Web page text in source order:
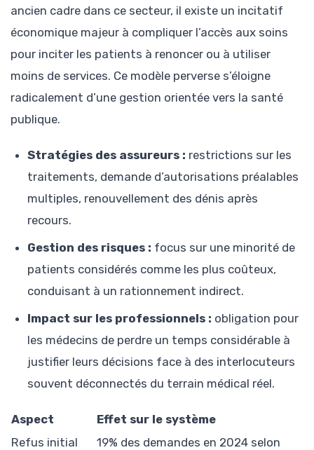
ancien cadre dans ce secteur, il existe un incitatif
économique majeur à compliquer l’accès aux soins
pour inciter les patients à renoncer ou à utiliser
moins de services. Ce modèle perverse s’éloigne
radicalement d’une gestion orientée vers la santé
publique.
Stratégies des assureurs : restrictions sur les
traitements, demande d’autorisations préalables
multiples, renouvellement des dénis après
recours.
Gestion des risques : focus sur une minorité de
patients considérés comme les plus coûteux,
conduisant à un rationnement indirect.
Impact sur les professionnels : obligation pour
les médecins de perdre un temps considérable à
justifier leurs décisions face à des interlocuteurs
souvent déconnectés du terrain médical réel.
Aspect
Effet sur le système
Refus initial
19% des demandes en 2024 selon